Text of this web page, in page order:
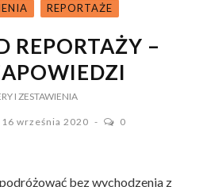
REPORTAŻE
REPORTAŻY –
I ZESTAWIENIA
16 września 2020 0
bez wychodzenia z